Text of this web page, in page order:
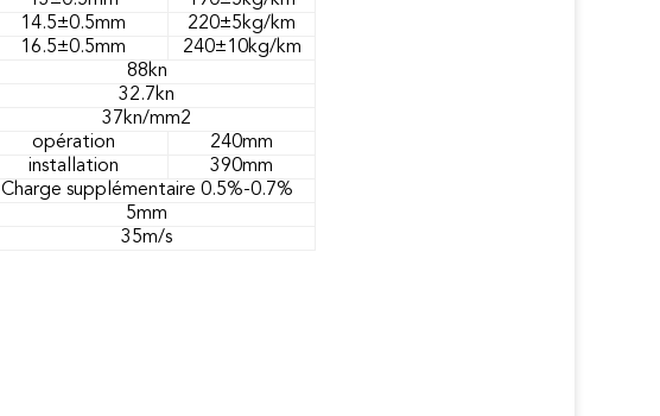
14.5±0.5mm
220±5kg/km
16.5±0.5mm
240±10kg/km
88kn
32.7kn
37kn/mm2
opération
240mm
installation
390mm
Charge supplémentaire 0.5%-0.7%
5mm
35m/s